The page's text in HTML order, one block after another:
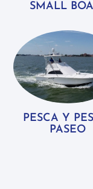
SMALL
PESCA Y
PASEO